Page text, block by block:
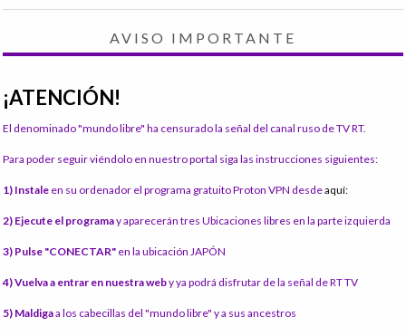
AVISO IMPORTANTE
¡ATENCIÓN!
El denominado "mundo libre" ha censurado la señal del canal ruso de TV RT.
Para poder seguir viéndolo en nuestro portal siga las instrucciones siguientes:
1) Instale en su ordenador el programa gratuito Proton VPN desdeaquí:
2) Ejecute el programay aparecerán tres Ubicaciones libres en la parte izquierda
3) Pulse "CONECTAR" en la ubicación JAPÓN
4) Vuelva a entrar en nuestra weby ya podrá disfrutar de la señal de RT TV
5) Maldigaa los cabecillas del "mundo libre" y a sus ancestros